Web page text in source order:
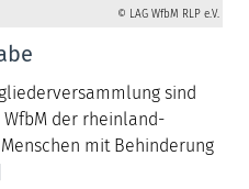
© LAG WfbM RLP e.V.
sind
der rheinland-
mit Behinderung